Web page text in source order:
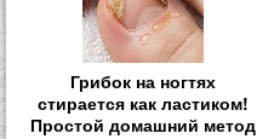
Грибок на ногтях
стирается как ластиком!
Простой домашний метод